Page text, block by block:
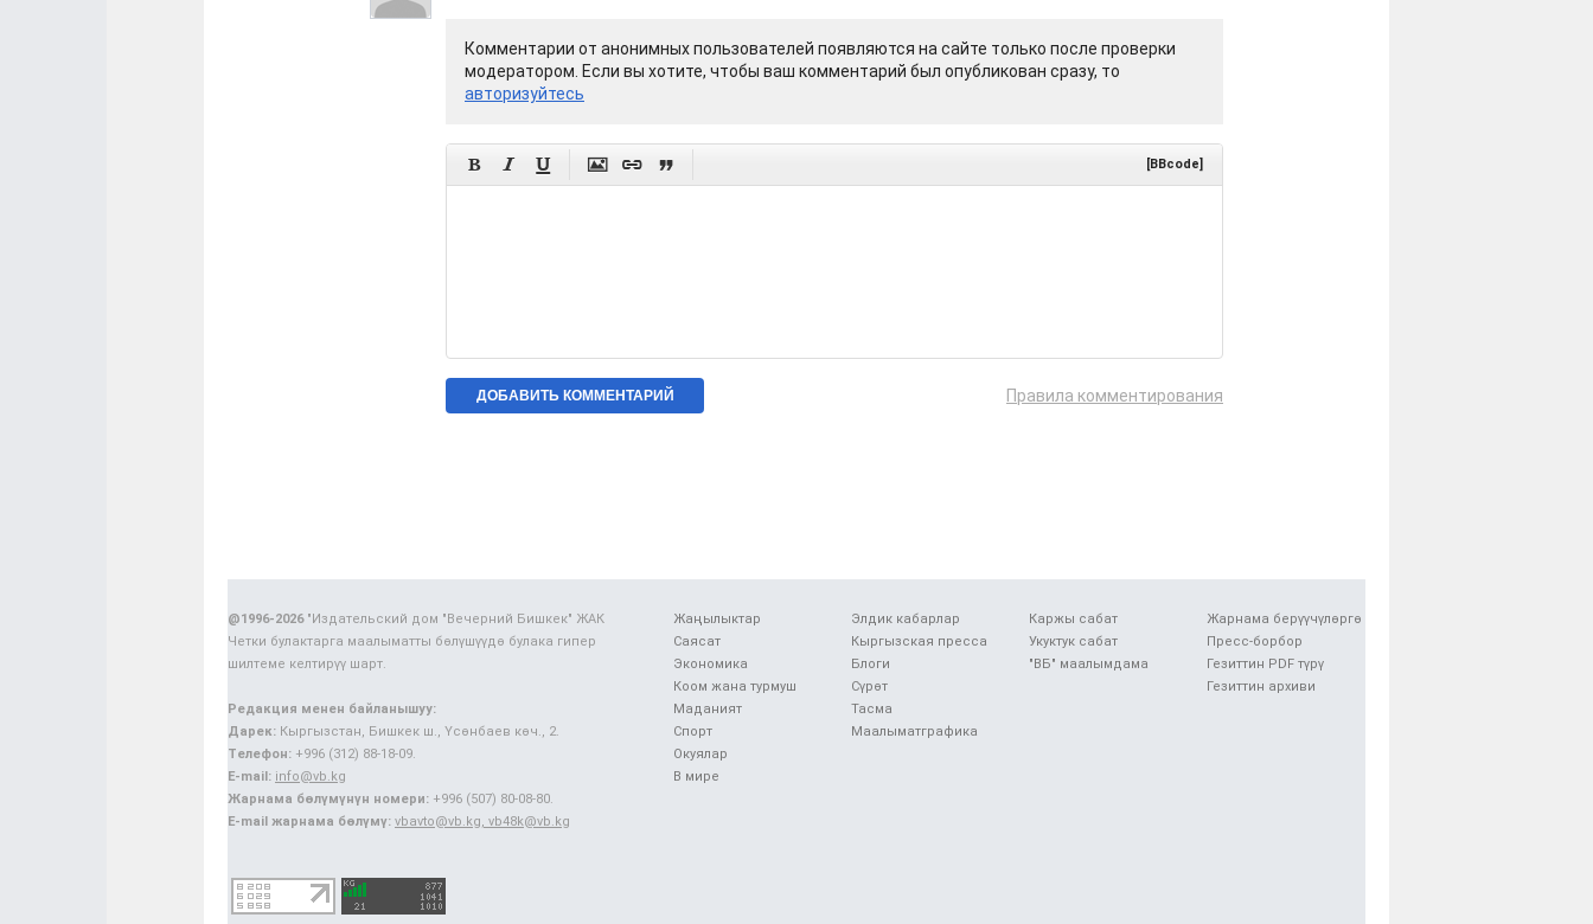
Комментарии от анонимных пользователей появляются на сайте только после проверки
модератором. Если вы хотите, чтобы ваш комментарий был опубликован сразу, то
авторизуйтесь
      [BBcode]
Правила комментирования
Жаңылыктар
Саясат
Экономика
Коом жана турмуш
Маданият
Спорт
Окуялар
В мире
Элдик кабарлар
Кыргызская пресса
Блоги
Сүрөт
Тасма
Маалыматграфика
Каржы сабат
Укуктук сабат
"ВБ" маалымдама
Жарнама берүүчүлөргө
Пресс-борбор
Гезиттин PDF түрү
Гезиттин архиви
@1996-2026"Издательский дом "Вечерний Бишкек" ЖАК
Четки булактарга маалыматты бөлүшүүдө булака гипер
шилтеме келтирүү шарт.
Редакция менен байланышуу:
Дарек: Кыргызстан, Бишкек ш., Үсөнбаев көч., 2.
Телефон: +996 (312) 88-18-09.
E-mail: info@vb.kg
Жарнама бөлүмүнүн номери: +996 (507) 80-08-80.
E-mail жарнама бөлүмү: vbavto@vb.kg, vb48k@vb.kg